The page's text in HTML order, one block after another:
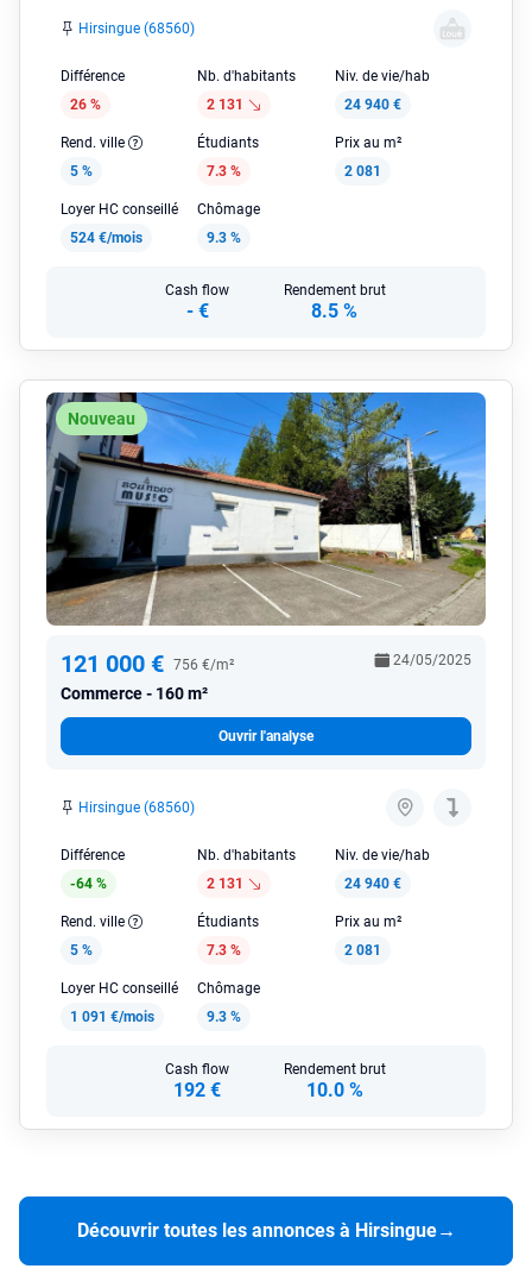
Hirsingue (68560)
Différence
26 %
Nb. d'habitants
2 131
Niv. de vie/hab
24 940 €
Rend. ville
5 %
Étudiants
7.3 %
Prix au m²
2 081
Loyer HC conseillé
524 €/mois
Chômage
9.3 %
Cash flow
- €
Rendement brut
8.5 %
Nouveau
121 000 € 756 €/m²
Commerce 160 m²
24/05/2025
Ouvrir l'analyse
Hirsingue (68560)
Différence
-64 %
Nb. d'habitants
2 131
Niv. de vie/hab
24 940 €
Rend. ville
5 %
Étudiants
7.3 %
Prix au m²
2 081
Loyer HC conseillé
1 091 €/mois
Chômage
9.3 %
Cash flow
192 €
Rendement brut
10.0 %
Découvrir toutes les annonces à Hirsingue→